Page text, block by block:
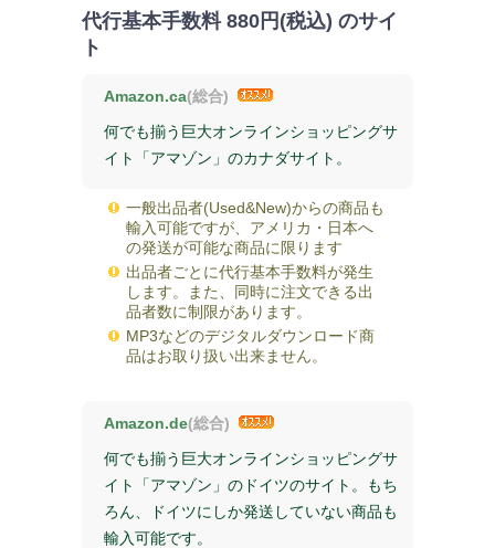
代行基本手数料 880円(税込) のサイ
ト
Amazon.ca(総合)
何でも揃う巨大オンラインショッピングサ
イト「アマゾン」のカナダサイト。
一般出品者(Used&New)からの商品も
輸入可能ですが、アメリカ・日本へ
の発送が可能な商品に限ります
出品者ごとに代行基本手数料が発生
します。また、同時に注文できる出
品者数に制限があります。
MP3などのデジタルダウンロード商
品はお取り扱い出来ません。
Amazon.de(総合)
何でも揃う巨大オンラインショッピングサ
イト「アマゾン」のドイツのサイト。もち
ろん、ドイツにしか発送していない商品も
輸入可能です。